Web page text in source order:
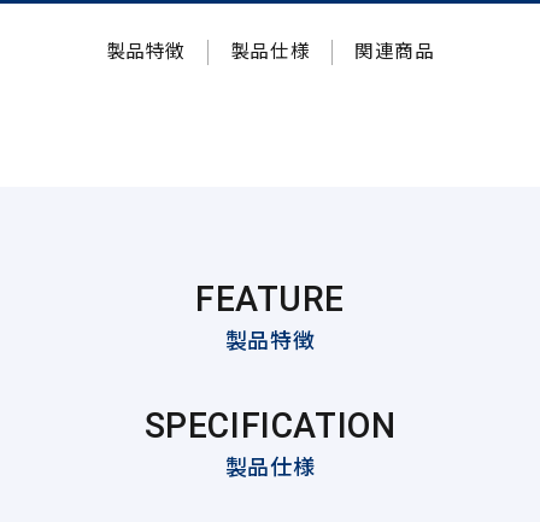
製品特徴 製品仕様 関連商品
FEATURE
製品特徴
SPECIFICATION
製品仕様